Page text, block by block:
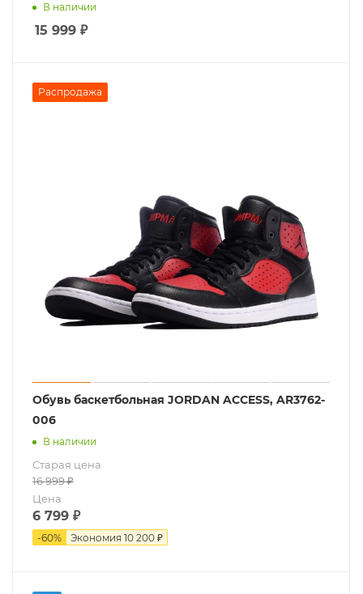
В наличии
15 999 ₽
Распродажа
Обувь баскетбольная JORDAN ACCESS, AR3762-
006
В наличии
Старая цена
16 999₽
Цена
6 799 ₽
-60% Экономия 10 200 ₽